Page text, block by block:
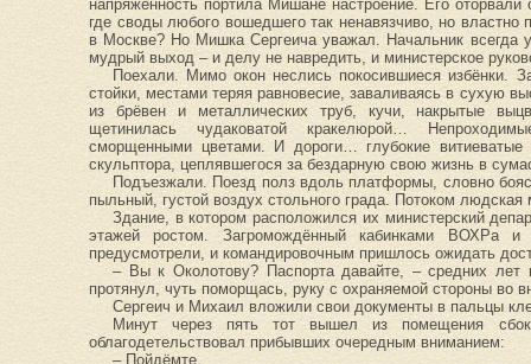
напряжённость портила Мишане настроение. Его
где своды любого вошедшего так ненавязчиво, но властно
в Москве? Но Мишка Сергеича уважал. Начальник всегда
мудрый выход – и делу не навредить, и министерское
Поехали. Мимо окон неслись покосившиеся избёнки.
стойки, местами теряя равновесие, заваливаясь в сухую
из брёвен и металлических труб, кучи, накрытые
щетинилась чудаковатой кракелюрой…
сморщенными цветами. И дороги… глубокие
скульптора, цеплявшегося за бездарную свою жизнь в
Подъезжали. Поезд полз вдоль платформы, словно
пыльный, густой воздух стольного града. Потоком
Здание, в котором расположился их министерский
этажей ростом. Загромождённый кабинками ВОХРа
предусмотрели, и командировочным пришлось ожидать
– Вы к Околотову? Паспорта давайте, – средних
протянул, чуть поморщась, руку с охраняемой стороны во
Сергеич и Михаил вложили свои документы в пальцы
Минут через пять тот вышел из помещения
облагодетельствовал прибывших очередным вниманием:
– Пойдёмте.